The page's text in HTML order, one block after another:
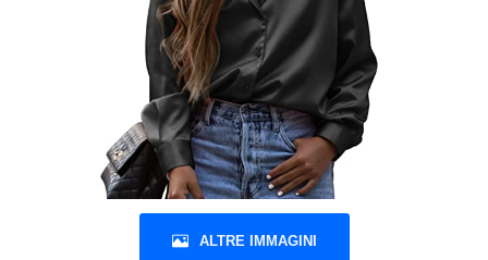
ALTRE IMMAGINI